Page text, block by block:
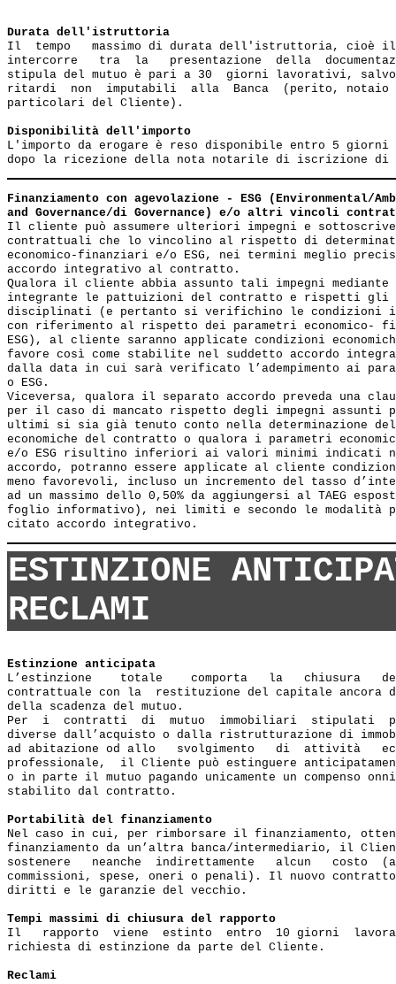
Durata dell'istruttoria
Il  tempo   massimo di durata dell'istruttoria, cioè il
intercorre   tra  la   presentazione  della
stipula del mutuo è pari a 30  giorni lavorativi,
ritardi  non  imputabili  alla  Banca  (perito, notaio
particolari del Cliente).
Disponibilità dell'importo
L'importo da erogare è reso disponibile entro 5
Finanziamento con agevolazione - ESG (Environmental/
and Governance/di Governance) e/o altri vincoli
Il cliente può assumere ulteriori impegni e
contrattuali che lo vincolino al rispetto di
economico-finanziari e/o ESG, nei termini meglio
accordo integrativo al contratto.
Qualora il cliente abbia assunto tali impegni mediante
integrante le pattuizioni del contratto e rispetti gli
disciplinati (e pertanto si verifichino le condizioni
con riferimento al rispetto dei parametri economico-
ESG), al cliente saranno applicate condizioni
favore così come stabilite nel suddetto accordo
dalla data in cui sarà verificato l’adempimento ai
o ESG.
Viceversa, qualora il separato accordo preveda una
per il caso di mancato rispetto degli impegni assunti
ultimi si sia già tenuto conto nella determinazione
economiche del contratto o qualora i parametri
e/o ESG risultino inferiori ai valori minimi indicati
accordo, potranno essere applicate al cliente
meno favorevoli, incluso un incremento del tasso
ad un massimo dello 0,50% da aggiungersi al TAEG
foglio informativo), nei limiti e secondo le modalità
ESTINZIONE
RECLAMI
Estinzione anticipata
L’estinzione    totale    comporta   la   chiusura
contrattuale con la  restituzione del capitale ancora
della scadenza del mutuo.
Per  i  contratti  di  mutuo  immobiliari  stipulati
diverse dall’acquisto o dalla ristrutturazione di
ad abitazione od allo   svolgimento   di  attività
professionale,  il Cliente può estinguere
o in parte il mutuo pagando unicamente un compenso
stabilito dal contratto.
Portabilità del finanziamento
Nel caso in cui, per rimborsare il finanziamento,
finanziamento da un’altra banca/intermediario, il
sostenere   neanche  indirettamente   alcun   costo
commissioni, spese, oneri o penali). Il nuovo
diritti e le garanzie del vecchio.
Tempi massimi di chiusura del rapporto
Il   rapporto  viene  estinto  entro  10 giorni
richiesta di estinzione da parte del Cliente.
Reclami